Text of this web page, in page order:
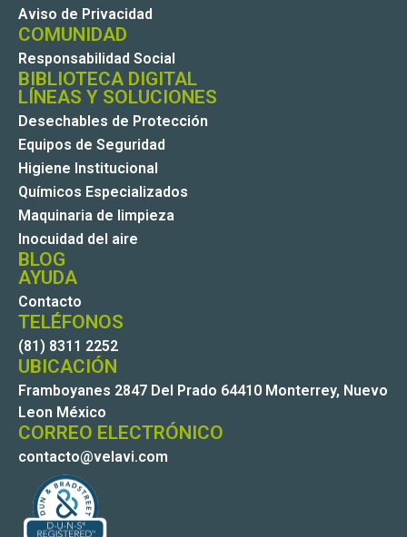
Aviso de Privacidad
COMUNIDAD
Responsabilidad Social
BIBLIOTECA DIGITAL
LÍNEAS Y SOLUCIONES
Desechables de Protección
Equipos de Seguridad
Higiene Institucional
Químicos Especializados
Maquinaria de limpieza
Inocuidad del aire
BLOG
AYUDA
Contacto
TELÉFONOS
(81) 8311 2252
UBICACIÓN
Framboyanes 2847 Del Prado 64410 Monterrey, Nuevo
Leon México
CORREO ELECTRÓNICO
contacto@velavi.com